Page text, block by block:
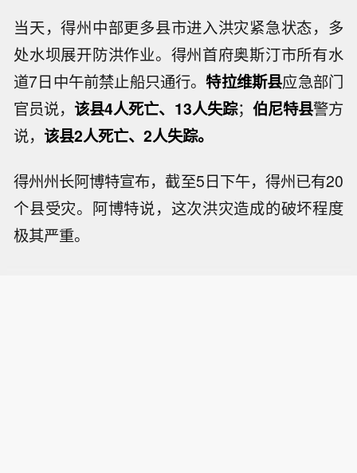
当天，得州中部更多县市进入洪灾紧急状态，多
处水坝展开防洪作业。得州首府奥斯汀市所有水
道7日中午前禁止船只通行。特拉维斯县应急部门
官员说，该县4人死亡、13人失踪； 伯尼特县警方
说，该县2人死亡、2人失踪。
得州州长阿博特宣布，截至5日下午，得州已有20
个县受灾。阿博特说，这次洪灾造成的破坏程度
极其严重。